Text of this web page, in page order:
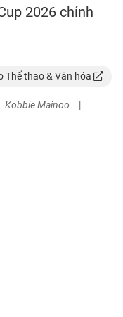
2026 chính
Thể thao & Văn hóa
Kobbie Mainoo |